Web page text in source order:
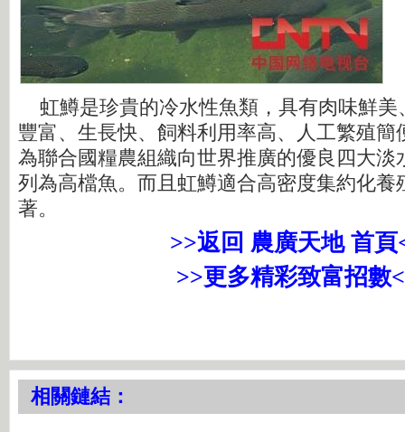
虹鱒是珍貴的冷水性魚類，具有肉味鮮美
豐富、生長快、飼料利用率高、人工繁殖簡
為聯合國糧農組織向世界推廣的優良四大淡
列為高檔魚。而且虹鱒適合高密度集約化養
著。
>>返回 農廣天地 首頁
>>更多精彩致富招數
相關鏈結：